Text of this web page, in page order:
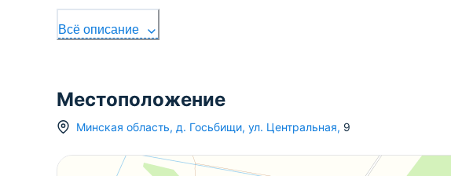
Всё описание
Местоположение
Минская область, д. Госьбищи, ул. Центральная, 9